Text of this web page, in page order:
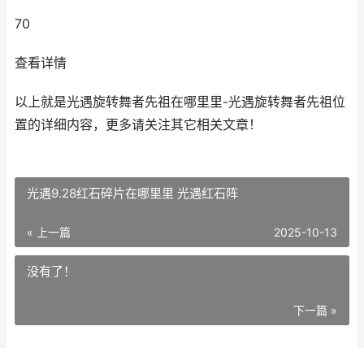
70
查看详情
以上就是光遇旋转舞者先祖在哪里里-光遇旋转舞者先祖位
置的详细内容，更多请关注其它相关文章！
光遇9.28红石碎片在哪里里 光遇红石阵
« 上一篇 2025-10-13
没有了！
下一篇 »